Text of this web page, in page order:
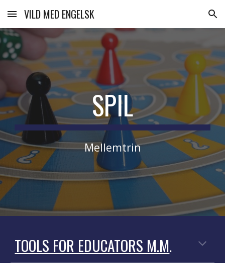
Skip to main content Skip to navigation
VILD MED ENGELSK
SPIL
Mellemtrin
TOOLS FOR EDUCATORS M.M.